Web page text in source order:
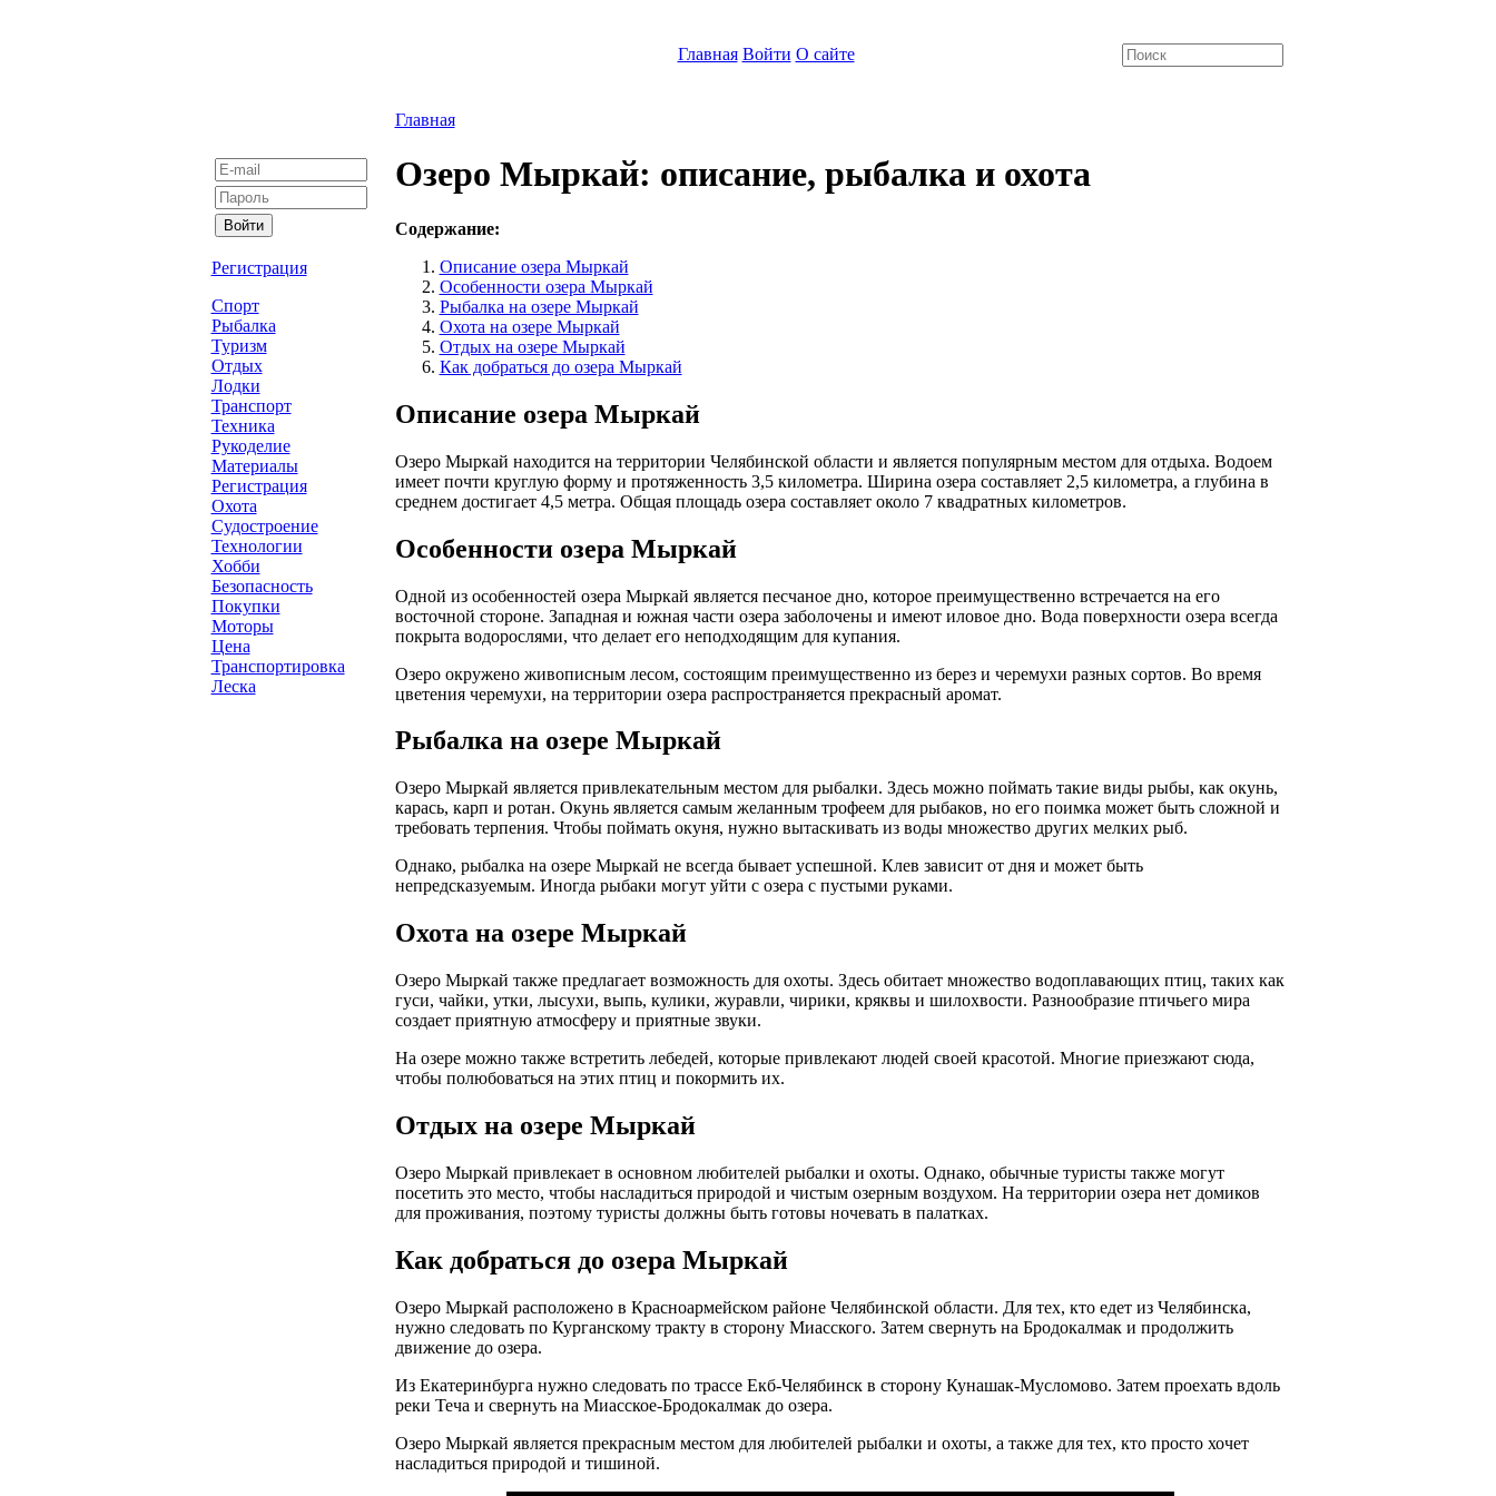
Главная Войти О сайте
Регистрация
Спорт
Рыбалка
Туризм
Отдых
Лодки
Транспорт
Техника
Рукоделие
Материалы
Регистрация
Охота
Судостроение
Технологии
Хобби
Безопасность
Покупки
Моторы
Цена
Транспортировка
Леска
Главная
Озеро Мыркай: описание, рыбалка и охота
Содержание:
Описание озера Мыркай
Особенности озера Мыркай
Рыбалка на озере Мыркай
Охота на озере Мыркай
Отдых на озере Мыркай
Как добраться до озера Мыркай
Описание озера Мыркай
Озеро Мыркай находится на территории Челябинской области и является популярным местом для отдыха. Водоем
имеет почти круглую форму и протяженность 3,5 километра. Ширина озера составляет 2,5 километра, а глубина в
среднем достигает 4,5 метра. Общая площадь озера составляет около 7 квадратных километров.
Особенности озера Мыркай
Одной из особенностей озера Мыркай является песчаное дно, которое преимущественно встречается на его
восточной стороне. Западная и южная части озера заболочены и имеют иловое дно. Вода поверхности озера всегда
покрыта водорослями, что делает его неподходящим для купания.
Озеро окружено живописным лесом, состоящим преимущественно из берез и черемухи разных сортов. Во время
цветения черемухи, на территории озера распространяется прекрасный аромат.
Рыбалка на озере Мыркай
Озеро Мыркай является привлекательным местом для рыбалки. Здесь можно поймать такие виды рыбы, как окунь,
карась, карп и ротан. Окунь является самым желанным трофеем для рыбаков, но его поимка может быть сложной и
требовать терпения. Чтобы поймать окуня, нужно вытаскивать из воды множество других мелких рыб.
Однако, рыбалка на озере Мыркай не всегда бывает успешной. Клев зависит от дня и может быть
непредсказуемым. Иногда рыбаки могут уйти с озера с пустыми руками.
Охота на озере Мыркай
Озеро Мыркай также предлагает возможность для охоты. Здесь обитает множество водоплавающих птиц, таких как
гуси, чайки, утки, лысухи, выпь, кулики, журавли, чирики, кряквы и шилохвости. Разнообразие птичьего мира
создает приятную атмосферу и приятные звуки.
На озере можно также встретить лебедей, которые привлекают людей своей красотой. Многие приезжают сюда,
чтобы полюбоваться на этих птиц и покормить их.
Отдых на озере Мыркай
Озеро Мыркай привлекает в основном любителей рыбалки и охоты. Однако, обычные туристы также могут
посетить это место, чтобы насладиться природой и чистым озерным воздухом. На территории озера нет домиков
для проживания, поэтому туристы должны быть готовы ночевать в палатках.
Как добраться до озера Мыркай
Озеро Мыркай расположено в Красноармейском районе Челябинской области. Для тех, кто едет из Челябинска,
нужно следовать по Курганскому тракту в сторону Миасского. Затем свернуть на Бродокалмак и продолжить
движение до озера.
Из Екатеринбурга нужно следовать по трассе Екб-Челябинск в сторону Кунашак-Мусломово. Затем проехать вдоль
реки Теча и свернуть на Миасское-Бродокалмак до озера.
Озеро Мыркай является прекрасным местом для любителей рыбалки и охоты, а также для тех, кто просто хочет
насладиться природой и тишиной.